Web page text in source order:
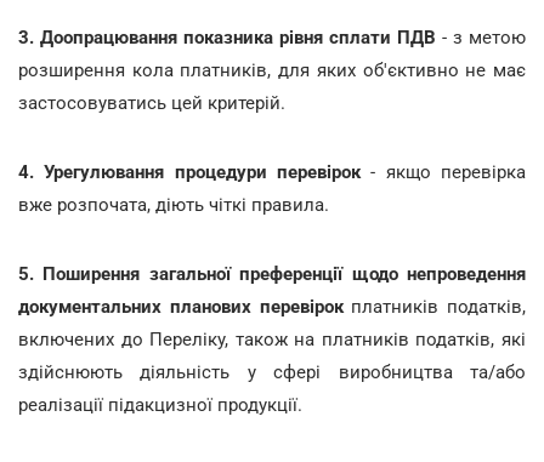
3. Доопрацювання показника рівня сплати ПДВ - з метою
розширення кола платників, для яких об'єктивно не має
застосовуватись цей критерій.
4. Урегулювання процедури перевірок- якщо перевірка
вже розпочата, діють чіткі правила.
5. Поширення загальної преференції щодо непроведення
документальних планових перевірокплатників податків,
включених до Переліку, також на платників податків, які
здійснюють діяльність у сфері виробництва та/або
реалізації підакцизної продукції.